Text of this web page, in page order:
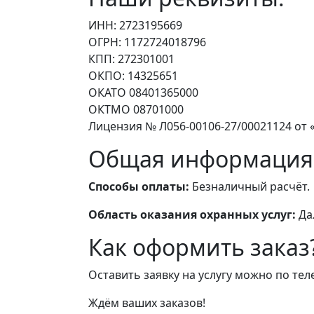
ИНН: 2723195669
ОГРН: 1172724018796
КПП: 272301001
ОКПО: 14325651
ОКАТО 08401365000
ОКТМО 08701000
Лицензия № Л056-00106-27/00021124 от
Общая
Способы оплаты: Безналичный расчёт.
Область оказания охранных услуг:
Как оформить
Оставить заявку на услугу можно по
Ждём ваших заказов!